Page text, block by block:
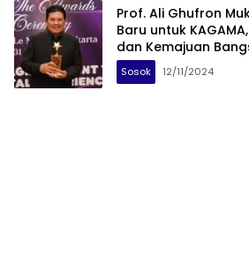
Prof. Ali Ghufron
Baru untuk
dan Kemajuan
Sosok 12/11/2024